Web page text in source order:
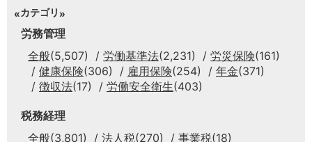
カテゴリ
労務管理
全般(5,507) 労働基準法(2,231) 労災保険(161)
健康保険(306) 雇用保険(254) 年金(371)
徴収法(17) 労働安全衛生(403)
税務経理
全般(3,801) 法人税(270) 事業税(18)